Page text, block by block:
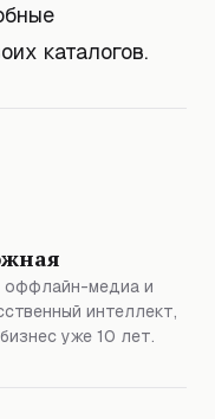
каталогов.
оффлайн-медиа и
интеллект,
уже 10 лет.